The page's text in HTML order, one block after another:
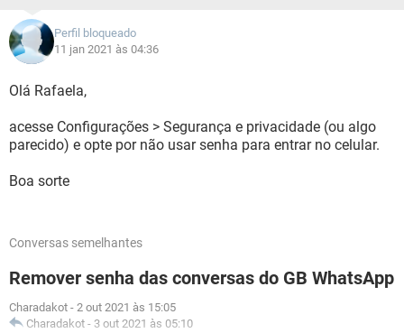
Perfil bloqueado
11 jan 2021 às 04:36
Olá Rafaela,
acesse Configurações > Segurança e privacidade (ou algo
parecido) e opte por não usar senha para entrar no celular.
Boa sorte
Conversas semelhantes
Remover senha das conversas do GB WhatsApp
Charadakot - 2 out 2021 às 15:05
Charadakot - 3 out 2021 às 05:10